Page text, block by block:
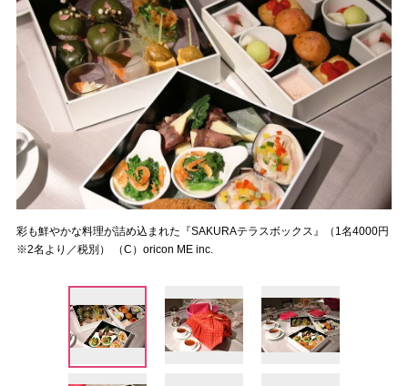
彩も鮮やかな料理が詰め込まれた『SAKURAテラスボックス』（1名4000円
※2名より／税別） （C）oricon ME inc.